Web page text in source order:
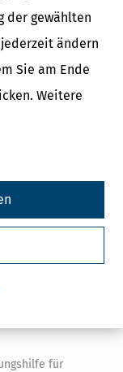
der gewählten
jederzeit ändern
Sie am Ende
Weitere
Bagatellgrenze.
für